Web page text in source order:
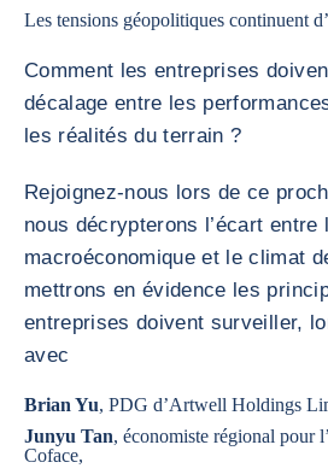
Les tensions géopolitiques continuent
Comment les entreprises
décalage entre les
les réalités du terrain ?
Rejoignez-nous lors de ce
nous décrypterons l’écart entre
macroéconomique et le climat
mettrons en évidence les
entreprises doivent surveiller,
avec
Brian Yu, PDG d’Artwell Holdings
Junyu Tan, économiste régional pour
Coface,